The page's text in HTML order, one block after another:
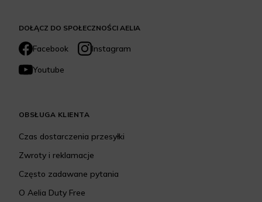
DOŁĄCZ DO SPOŁECZNOŚCI AELIA
Facebook
Instagram
Youtube
OBSŁUGA KLIENTA
Czas dostarczenia przesyłki
Zwroty i reklamacje
Często zadawane pytania
O Aelia Duty Free